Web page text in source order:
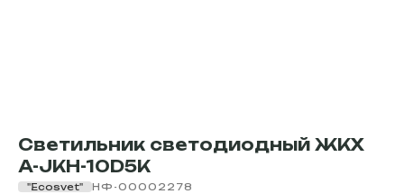
Светильник светодиодный ЖКХ
A-JKH-10D5K
"Ecosvet" НФ-00002278